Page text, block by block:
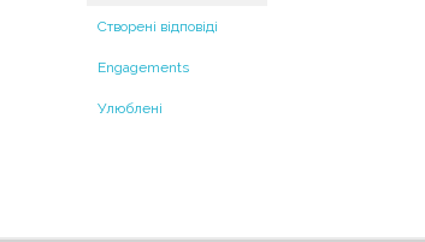
Створені відповіді
Engagements
Улюблені